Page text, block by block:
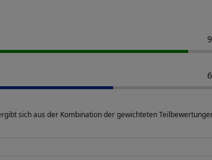
sich aus der Kombination der gewichteten